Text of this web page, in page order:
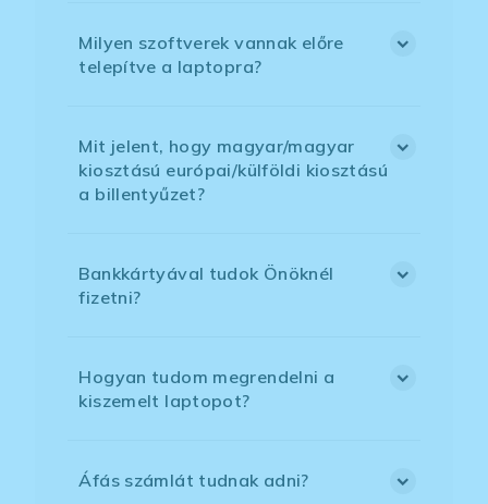
Milyen szoftverek vannak előre
telepítve a laptopra?
Mit jelent, hogy magyar/magyar
kiosztású európai/külföldi kiosztású
a billentyűzet?
Bankkártyával tudok Önöknél
fizetni?
Hogyan tudom megrendelni a
kiszemelt laptopot?
Áfás számlát tudnak adni?